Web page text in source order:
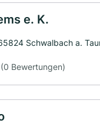
e. K.
Schwalbach a.
(0 Bewertungen)